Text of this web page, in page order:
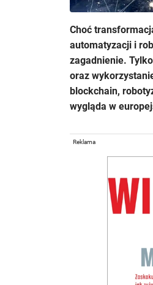
Choć
automatyzacji i
zagadnienie.
oraz
blockchain,
wygląda w
Reklama